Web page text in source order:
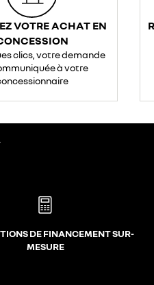
VOTRE ACHAT EN
clics, votre demande
à votre
DE FINANCEMENT SUR-
MESURE